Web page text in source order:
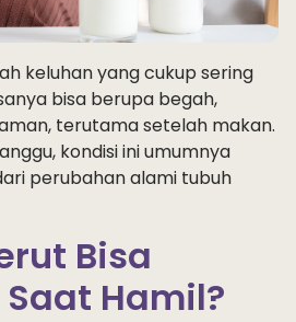
keluhan yang cukup sering
bisa berupa begah,
terutama setelah makan.
kondisi ini umumnya
perubahan alami tubuh
Bisa
Hamil?